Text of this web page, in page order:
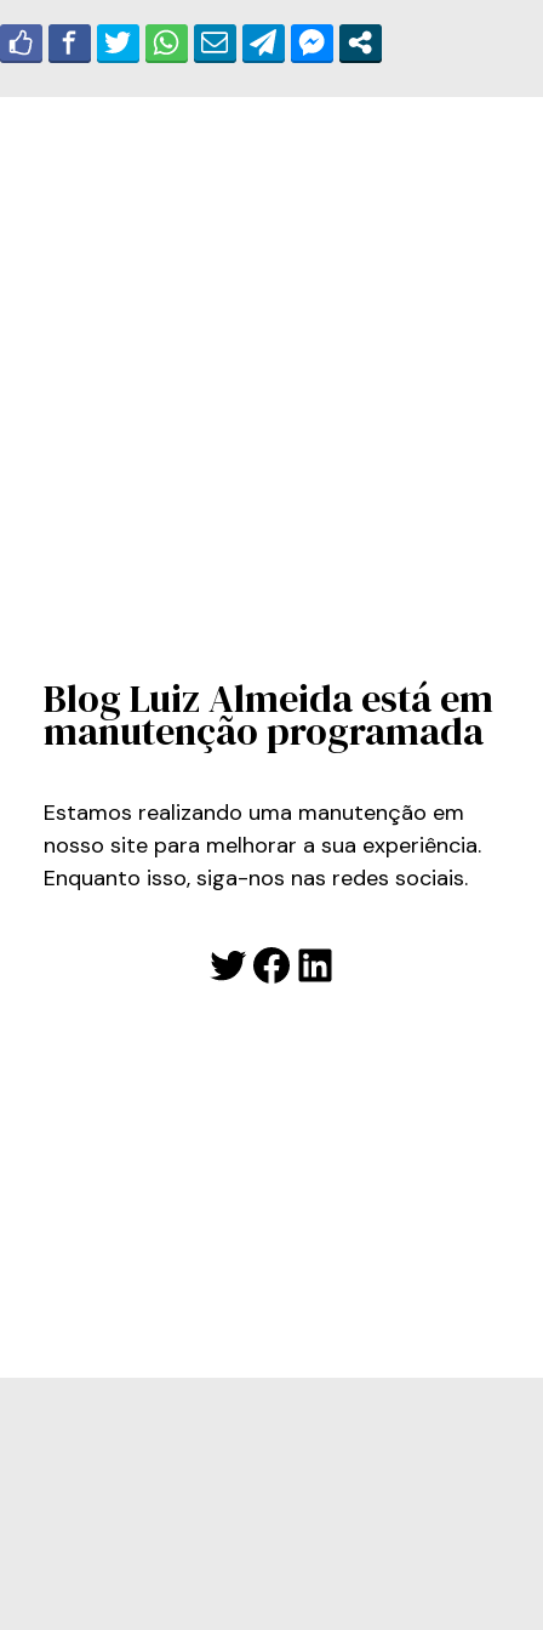
Blog Luiz Almeida está em
manutenção programada
Estamos realizando uma manutenção em
nosso site para melhorar a sua experiência.
Enquanto isso, siga-nos nas redes sociais.
Twitter
Facebook
LinkedIn